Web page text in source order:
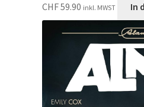
CHF59.90 inkl. MWST In